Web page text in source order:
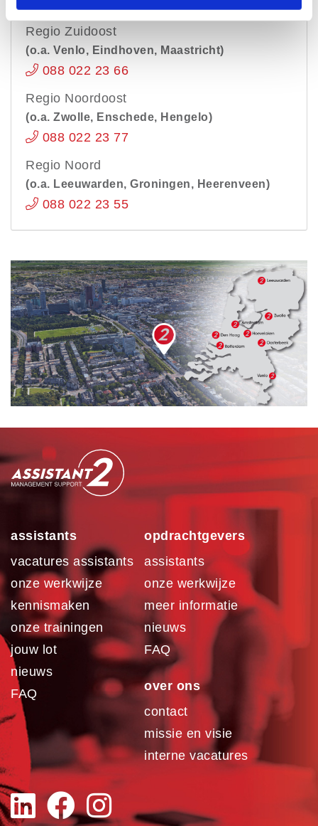
Regio Zuidoost
(o.a. Venlo, Eindhoven, Maastricht)
088 022 23 66
Regio Noordoost
(o.a. Zwolle, Enschede, Hengelo)
088 022 23 77
Regio Noord
(o.a. Leeuwarden, Groningen, Heerenveen)
088 022 23 55
assistants
vacatures assistants
onze werkwijze
kennismaken
onze trainingen
jouw lot
nieuws
FAQ
opdrachtgevers
assistants
onze werkwijze
meer informatie
nieuws
FAQ
over ons
contact
missie en visie
interne vacatures